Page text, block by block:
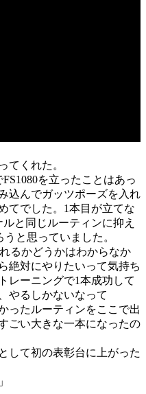
てくれた。
を立ったことはあっ
込んでガッツポーズを入れ
てでした。1本目が立てな
と同じルーティンに抑え
と思っていました。
るかどうかはわからなか
絶対にやりたいって気持ち
レーニングで1本成功して
やるしかないなって
ったルーティンをここで出
ごい大きな一本になったの
して初の表彰台に上がった